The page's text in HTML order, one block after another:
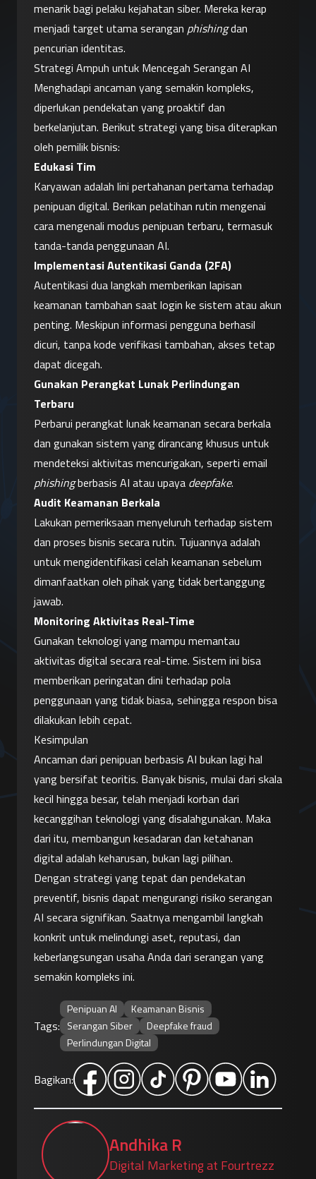
menarik bagi pelaku kejahatan siber. Mereka kerap
menjadi target utama serangan phishing dan
pencurian identitas.
Strategi Ampuh untuk Mencegah Serangan AI
Menghadapi ancaman yang semakin kompleks,
diperlukan pendekatan yang proaktif dan
berkelanjutan. Berikut strategi yang bisa diterapkan
oleh pemilik bisnis:
Edukasi Tim
Karyawan adalah lini pertahanan pertama terhadap
penipuan digital. Berikan pelatihan rutin mengenai
cara mengenali modus penipuan terbaru, termasuk
tanda-tanda penggunaan AI.
Implementasi Autentikasi Ganda (2FA)
Autentikasi dua langkah memberikan lapisan
keamanan tambahan saat login ke sistem atau akun
penting. Meskipun informasi pengguna berhasil
dicuri, tanpa kode verifikasi tambahan, akses tetap
dapat dicegah.
Gunakan Perangkat Lunak Perlindungan
Terbaru
Perbarui perangkat lunak keamanan secara berkala
dan gunakan sistem yang dirancang khusus untuk
phishing berbasis AI atau upaya deepfake.
Audit Keamanan Berkala
Lakukan pemeriksaan menyeluruh terhadap sistem
dan proses bisnis secara rutin. Tujuannya adalah
untuk mengidentifikasi celah keamanan sebelum
dimanfaatkan oleh pihak yang tidak bertanggung
jawab.
Monitoring Aktivitas Real-Time
Gunakan teknologi yang mampu memantau
aktivitas digital secara real-time. Sistem ini bisa
memberikan peringatan dini terhadap pola
penggunaan yang tidak biasa, sehingga respon bisa
dilakukan lebih cepat.
Kesimpulan
Ancaman dari penipuan berbasis AI bukan lagi hal
yang bersifat teoritis. Banyak bisnis, mulai dari skala
kecil hingga besar, telah menjadi korban dari
kecanggihan teknologi yang disalahgunakan. Maka
dari itu, membangun kesadaran dan ketahanan
digital adalah keharusan, bukan lagi pilihan.
Dengan strategi yang tepat dan pendekatan
preventif, bisnis dapat mengurangi risiko serangan
AI secara signifikan. Saatnya mengambil langkah
konkrit untuk melindungi aset, reputasi, dan
keberlangsungan usaha Anda dari serangan yang
semakin kompleks ini.
Tags:
Penipuan AI
Keamanan Bisnis
Serangan Siber
Deepfake fraud
Perlindungan Digital
Bagikan:
Andhika R
Digital Marketing at Fourtrezz